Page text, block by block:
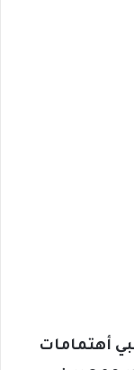
أهتمامات